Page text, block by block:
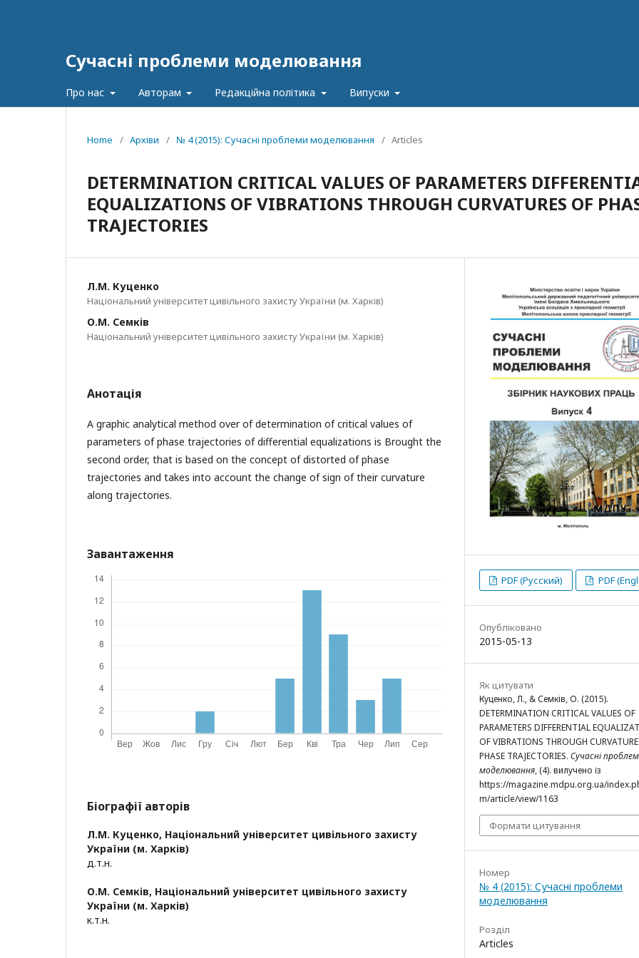
Сучасні проблеми моделювання
Про нас Авторам Редакційна політика Випуски
Home / Архіви / № 4 (2015): Сучасні проблеми моделювання / Articles
DETERMINATION CRITICAL VALUES OF PARAMETERS
EQUALIZATIONS OF VIBRATIONS THROUGH CURVATURES OF
TRAJECTORIES
Л.М. Куценко
Національний університет цивільного захисту України (м. Харків)
О.М. Семків
Національний університет цивільного захисту України (м. Харків)
Анотація
A graphic analytical method over of determination of critical values of
parameters of phase trajectories of differential equalizations is Brought the
second order, that is based on the concept of distorted of phase
trajectories and takes into account the change of sign of their curvature
along trajectories.
Завантаження
Біографії авторів
Л.М. Куценко, Національний університет цивільного захисту
України (м. Харків)
д.т.н.
О.М. Семків, Національний університет цивільного захисту
України (м. Харків)
к.т.н.
PDF (Русский) PDF
Опубліковано
2015-05-13
Як цитувати
Куценко, Л., & Семків, О. (2015).
DETERMINATION CRITICAL VALUES OF
PARAMETERS DIFFERENTIAL
OF VIBRATIONS THROUGH
PHASE TRAJECTORIES. Сучасні
моделювання, (4). вилучено із
https://magazine.mdpu.org.ua/
m/article/view/1163
Формати цитування
Номер
№ 4 (2015): Сучасні проблеми
моделювання
Розділ
Articles